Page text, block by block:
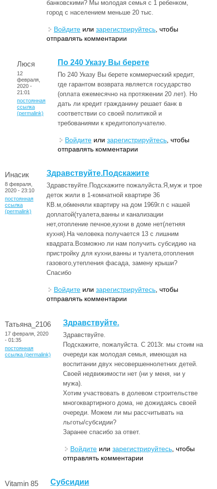
банковскими? Мы молодая семья с 1 ребенком,
город с населением меньше 20 тыс.
Войдите или зарегистрируйтесь , чтобы
отправлять комментарии
Люся
12
февраля,
2020 -
21:01
постоянная
ссылка
(permalink)
По 240 Указу Вы берете
По 240 Указу Вы берете коммерческий кредит,
где гарантом возврата является государство
(оплата ежемесячно на протяжении 20 лет). Но
дать ли кредит гражданину решает банк в
соответствии со своей политикой и
требованиями к кредитополучателю.
Войдите или зарегистрируйтесь , чтобы
отправлять комментарии
Инасик
8 февраля,
2020 - 23:10
постоянная
ссылка
(permalink)
Здравствуйте.Подскажите
Здравствуйте.Подскажите пожалуйста.Я,муж и трое
деток жили в 1-комнатной квартире 36
КВ.м,обменяли квартиру на дом 1969г.п с нашей
доплатой(туалета,ванны и канализации
нет,отопление печное,кухни в доме нет(летняя
кухня).На человека получается 13 с лишним
квадрата.Возможно ли нам получить субсидию на
пристройку для кухни,ванны и туалета,отопления
газового,утепления фасада, замену крыши?
Спасибо
Войдите или зарегистрируйтесь , чтобы
отправлять комментарии
Татьяна_2106
17 февраля, 2020
- 01:35
постоянная
ссылка (permalink)
Здравствуйте.
Здравствуйте.
Подскажите, пожалуйста. С 2013г. мы стоим на
очереди как молодая семья, имеющая на
воспитании двух несовершеннолетних детей.
Своей недвижимости нет (ни у меня, ни у
мужа).
Хотим участвовать в долевом строительстве
многоквартирного дома, не дожидаясь своей
очереди. Можем ли мы рассчитывать на
льготы/субсидии?
Заранее спасибо за ответ.
Войдите или зарегистрируйтесь , чтобы
отправлять комментарии
Vitamin 85 Субсидии